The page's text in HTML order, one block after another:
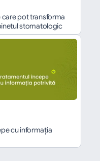
care pot transforma
stomatologic
cu informația